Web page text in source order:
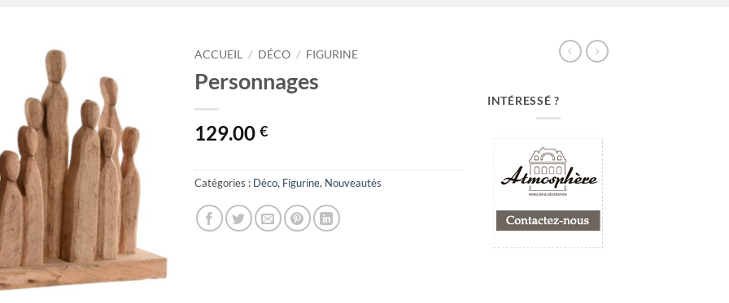
ACCUEIL / DÉCO / FIGURINE
Personnages
129.00 €
Catégories : Déco, Figurine, Nouveautés
INTÉRESSÉ ?